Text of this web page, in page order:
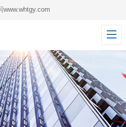
www.whtgy.com